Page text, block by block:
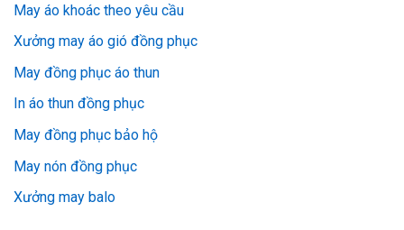
May áo khoác theo yêu cầu
Xưởng may áo gió đồng phục
May đồng phục áo thun
In áo thun đồng phục
May đồng phục bảo hộ
May nón đồng phục
Xưởng may balo